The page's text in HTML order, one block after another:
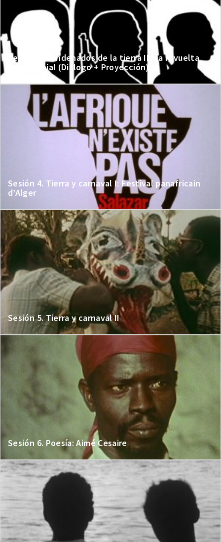
Sesión 3. Condenados de la tierra III: la revuelta
anticolonial (Diálogo + Proyección)
Sesión 4. Tierra y carnaval I: Festival panafricain
d’Alger
Sesión 5. Tierra y carnaval II
Sesión 6. Poesía: Aimé Cesaire